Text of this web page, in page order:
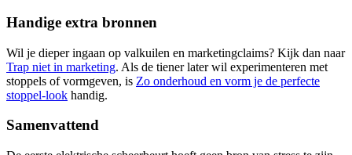
Handige extra bronnen
Wil je dieper ingaan op valkuilen en marketingclaims? Kijk dan naar
Trap niet in marketing. Als de tiener later wil experimenteren met
stoppels of vormgeven, is Zo onderhoud en vorm je de perfecte
stoppel‑look handig.
Samenvattend